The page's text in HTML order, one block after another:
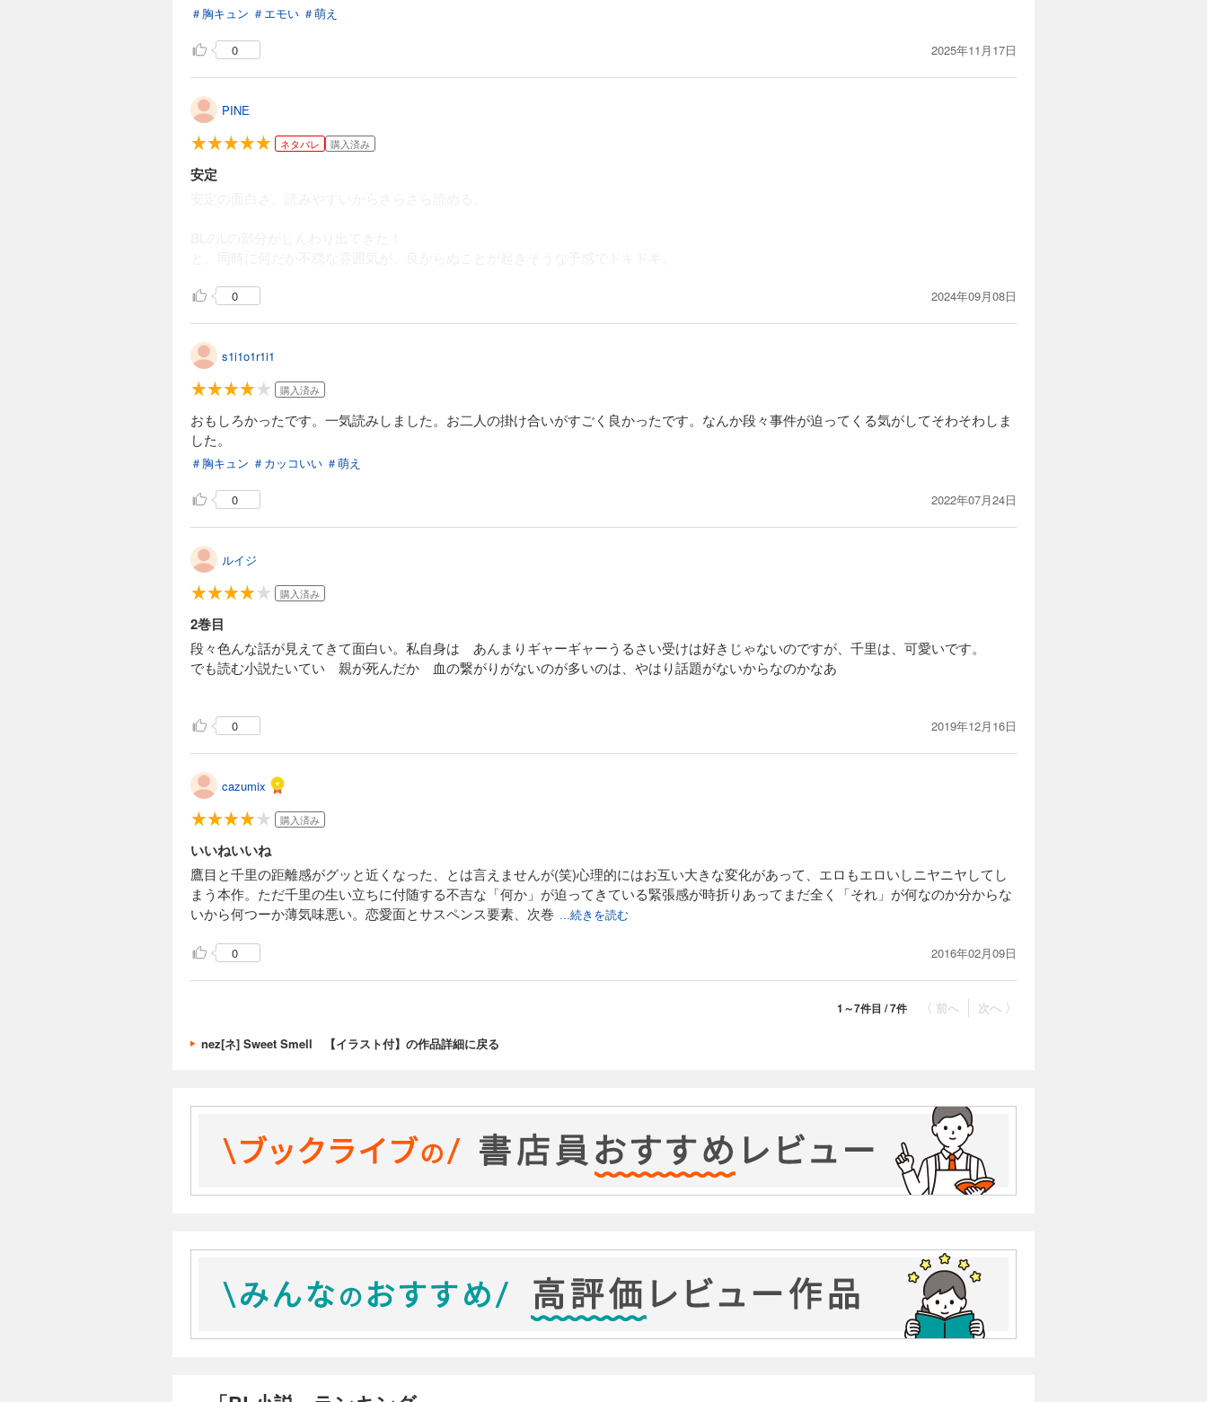
＃胸キュン ＃エモい ＃萌え
0 2025年11月17日
PINE
ネタバレ 購入済み
安定
0 2024年09月08日
s1i1o1r1i1
購入済み
おもしろかったです。一気読みしました。お二人の掛け合いがすごく良かったです。なんか段々事件が迫ってくる気がしてそわそわしま
した。
＃胸キュン ＃カッコいい ＃萌え
0 2022年07月24日
ルイジ
購入済み
2巻目
段々色んな話が見えてきて面白い。私自身は あんまりギャーギャーうるさい受けは好きじゃないのですが、千里は、可愛いです。
でも読む小説たいてい 親が死んだか 血の繋がりがないのが多いのは、やはり話題がないからなのかなあ
0 2019年12月16日
cazumix
購入済み
いいねいいね
鷹目と千里の距離感がグッと近くなった、とは言えませんが(笑)心理的にはお互い大きな変化があって、エロもエロいしニヤニヤしてし
まう本作。ただ千里の生い立ちに付随する不吉な「何か」が迫ってきている緊張感が時折りあってまだ全く「それ」が何なのか分からな
いから何つーか薄気味悪い。恋愛面とサスペンス要素、次巻 ...続きを読む
0 2016年02月09日
次へ 〉
〈 前へ
1～7件目 / 7件
nez[ネ] Sweet Smell 【イラスト付】の作品詳細に戻る